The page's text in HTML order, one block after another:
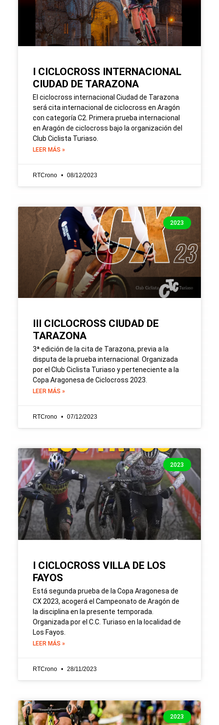
I CICLOCROSS INTERNACIONAL
CIUDAD DE TARAZONA
El ciclocross internacional Ciudad de Tarazona
será cita internacional de ciclocross en Aragón
con categoría C2. Primera prueba internacional
en Aragón de ciclocross bajo la organización del
Club Ciclista Turiaso.
LEER MÁS »
RTCrono 08/12/2023
2023
III CICLOCROSS CIUDAD DE
TARAZONA
3ª edición de la cita de Tarazona, previa a la
disputa de la prueba internacional. Organizada
por el Club Ciclista Turiaso y perteneciente a la
Copa Aragonesa de Ciclocross 2023.
LEER MÁS »
RTCrono 07/12/2023
2023
I CICLOCROSS VILLA DE LOS
FAYOS
Está segunda prueba de la Copa Aragonesa de
CX 2023, acogerá el Campeonato de Aragón de
la disciplina en la presente temporada.
Organizada por el C.C. Turiaso en la localidad de
Los Fayos.
LEER MÁS »
RTCrono 28/11/2023
2023